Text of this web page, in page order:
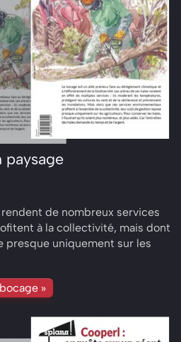
paysage
de nombreux services
à la collectivité, mais dont
presque uniquement sur les
»